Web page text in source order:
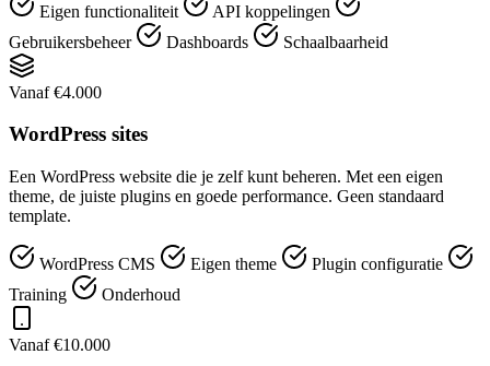
Eigen functionaliteit
API koppelingen
Gebruikersbeheer
Dashboards Schaalbaarheid
Vanaf €4.000
WordPress sites
Een WordPress website die je zelf kunt beheren. Met een eigen
theme, de juiste plugins en goede performance. Geen standaard
template.
WordPress CMS Eigen theme
Plugin configuratie
Training
Onderhoud
Vanaf €10.000